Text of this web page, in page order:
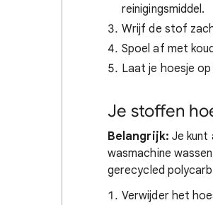
reinigingsmiddel.
Wrijf de stof
Spoel af met
Laat je hoesje
Je stoffen
Belangrijk: Je kunt
wasmachine
gerecycled
Verwijder het